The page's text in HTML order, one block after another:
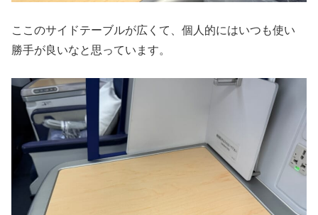
ここのサイドテーブルが広くて、個人的にはいつも使い
勝手が良いなと思っています。